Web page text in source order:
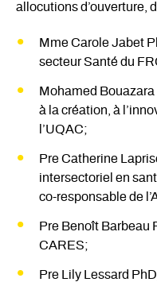
allocutions d’ouverture,
Mme Carole Jabet
secteur Santé du
Mohamed
à la création, à
l’UQAC;
Pre Catherine
intersectoriel en
co-responsable de
Pre Benoît Barbeau
CARES;
Pre Lily Lessard